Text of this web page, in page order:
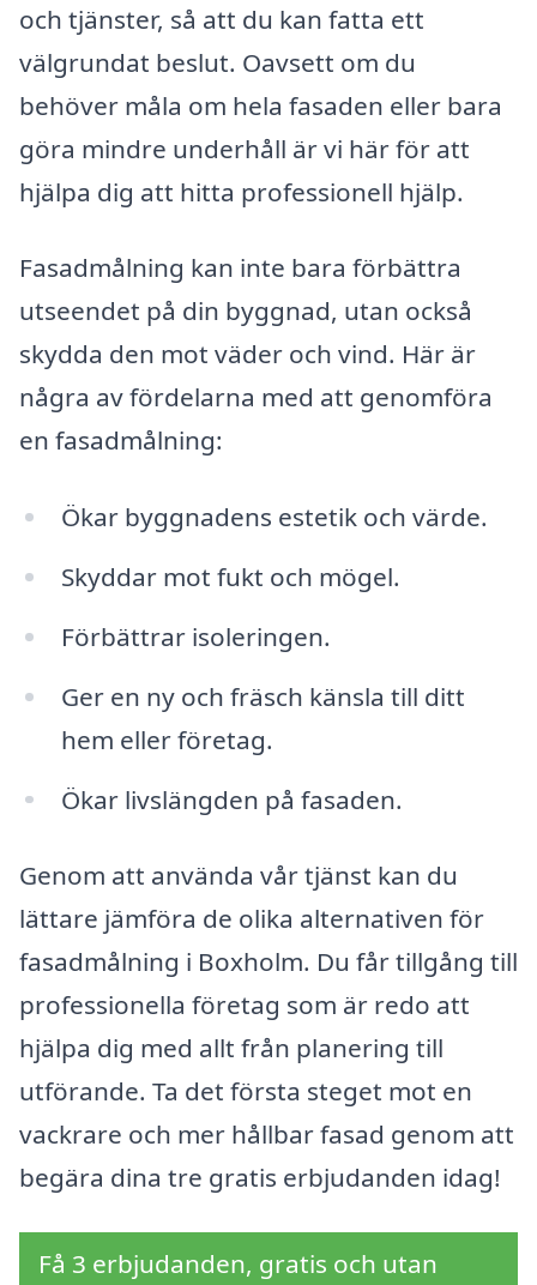
och tjänster, så att du kan fatta ett
välgrundat beslut. Oavsett om du
behöver måla om hela fasaden eller bara
göra mindre underhåll är vi här för att
hjälpa dig att hitta professionell hjälp.
Fasadmålning kan inte bara förbättra
utseendet på din byggnad, utan också
skydda den mot väder och vind. Här är
några av fördelarna med att genomföra
en fasadmålning:
Ökar byggnadens estetik och värde.
Skyddar mot fukt och mögel.
Förbättrar isoleringen.
Ger en ny och fräsch känsla till ditt
hem eller företag.
Ökar livslängden på fasaden.
Genom att använda vår tjänst kan du
lättare jämföra de olika alternativen för
fasadmålning i Boxholm. Du får tillgång till
professionella företag som är redo att
hjälpa dig med allt från planering till
utförande. Ta det första steget mot en
vackrare och mer hållbar fasad genom att
begära dina tre gratis erbjudanden idag!
Få 3 erbjudanden, gratis och utan